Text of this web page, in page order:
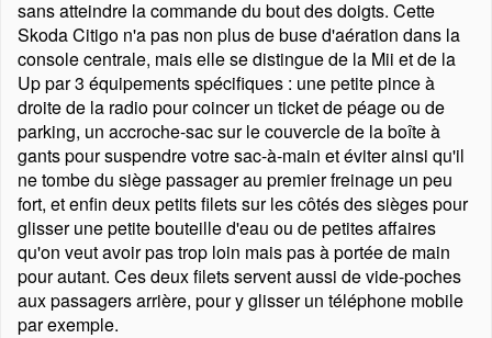
sans atteindre la commande du bout des doigts. Cette
Skoda Citigo n'a pas non plus de buse d'aération dans la
console centrale, mais elle se distingue de la Mii et de la
Up par 3 équipements spécifiques : une petite pince à
droite de la radio pour coincer un ticket de péage ou de
parking, un accroche-sac sur le couvercle de la boîte à
gants pour suspendre votre sac-à-main et éviter ainsi qu'il
ne tombe du siège passager au premier freinage un peu
fort, et enfin deux petits filets sur les côtés des sièges pour
glisser une petite bouteille d'eau ou de petites affaires
qu'on veut avoir pas trop loin mais pas à portée de main
pour autant. Ces deux filets servent aussi de vide-poches
aux passagers arrière, pour y glisser un téléphone mobile
par exemple.